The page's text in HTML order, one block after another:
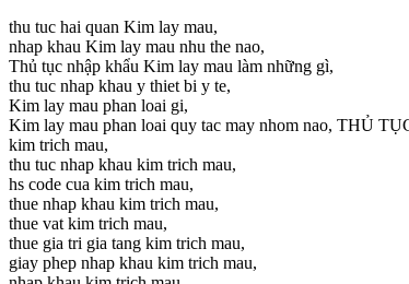
thu tuc hai quan Kim lay mau,
nhap khau Kim lay mau nhu the nao,
Thủ tục nhập khẩu Kim lay mau làm những gì,
thu tuc nhap khau y thiet bi y te,
Kim lay mau phan loai gi,
Kim lay mau phan loai quy tac may nhom nao, THỦ
kim trich mau,
thu tuc nhap khau kim trich mau,
hs code cua kim trich mau,
thue nhap khau kim trich mau,
thue vat kim trich mau,
thue gia tri gia tang kim trich mau,
giay phep nhap khau kim trich mau,